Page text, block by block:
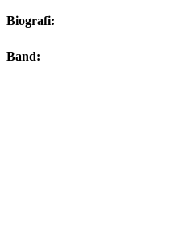
Biografi:
Band: